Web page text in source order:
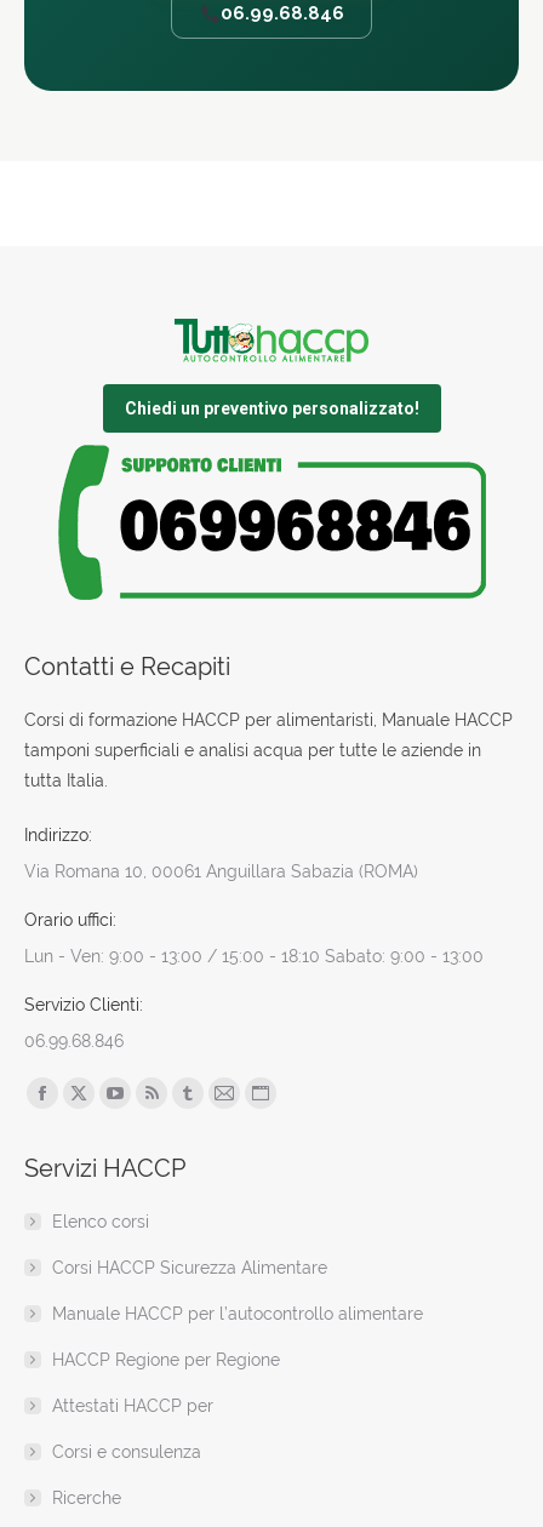
06.99.68.846
Chiedi un preventivo personalizzato!
Contatti e Recapiti
Corsi di formazione HACCP per alimentaristi, Manuale HACCP
tamponi superficiali e analisi acqua per tutte le aziende in
tutta Italia.
Indirizzo:
Via Romana 10, 00061 Anguillara Sabazia (ROMA)
Orario uffici:
Lun - Ven: 9:00 - 13:00 / 15:00 - 18:10 Sabato: 9:00 - 13:00
Servizio Clienti:
06.99.68.846
Find us on:
Facebook
opens
new
window
X
opens
new
window
opens
new
window
opens
window
Tumblr
window
Mail
window
Sito
new
Servizi HACCP
Elenco corsi
Corsi HACCP Sicurezza Alimentare
Manuale HACCP per l’autocontrollo alimentare
HACCP Regione per Regione
Attestati HACCP per
Corsi e consulenza
Ricerche